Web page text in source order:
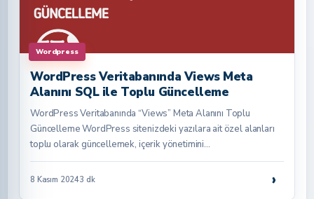
Wordpress
WordPress Veritabanında Views Meta
Alanını SQL ile Toplu Güncelleme
WordPress Veritabanında “Views” Meta Alanını Toplu
Güncelleme WordPress sitenizdeki yazılara ait özel alanları
toplu olarak güncellemek, içerik yönetimini…
8 Kasım 20243 dk ›